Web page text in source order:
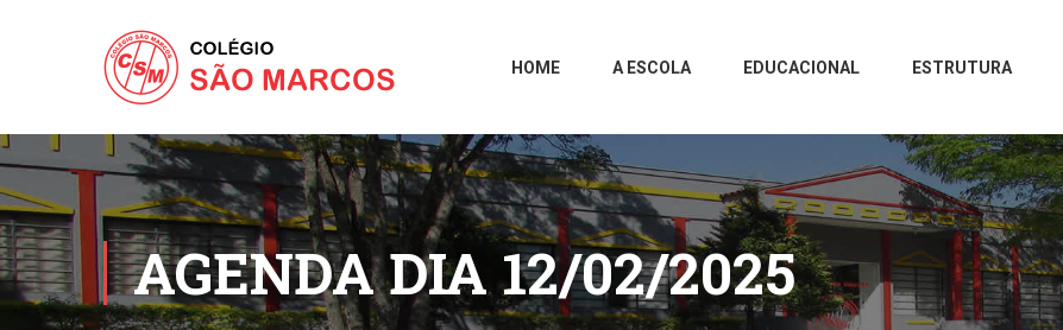
HOME A ESCOLA EDUCACIONAL ESTRUTURA
AGENDA DIA 12/02/2025